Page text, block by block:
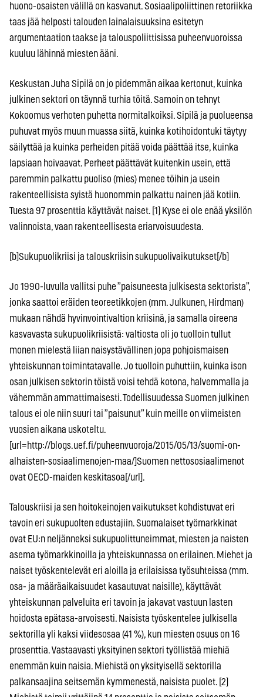
huono-osaisten välillä on kasvanut. Sosiaalipoliittinen retoriikka
taas jää helposti talouden lainalaisuuksina esitetyn
argumentaation taakse ja talouspoliittisissa puheenvuoroissa
kuuluu lähinnä miesten ääni.
Keskustan Juha Sipilä on jo pidemmän aikaa kertonut, kuinka
julkinen sektori on täynnä turhia töitä. Samoin on tehnyt
Kokoomus verhoten puhetta normitalkoiksi. Sipilä ja puolueensa
puhuvat myös muun muassa siitä, kuinka kotihoidontuki täytyy
säilyttää ja kuinka perheiden pitää voida päättää itse, kuinka
lapsiaan hoivaavat. Perheet päättävät kuitenkin usein, että
paremmin palkattu puoliso (mies) menee töihin ja usein
rakenteellisista syistä huonommin palkattu nainen jää kotiin.
Tuesta 97 prosenttia käyttävät naiset. [1] Kyse ei ole enää yksilön
valinnoista, vaan rakenteellisesta eriarvoisuudesta.
[b]Sukupuolikriisi ja talouskriisin sukupuolivaikutukset[/b]
Jo 1990-luvulla vallitsi puhe ”paisuneesta julkisesta sektorista”,
jonka saattoi eräiden teoreetikkojen (mm. Julkunen, Hirdman)
mukaan nähdä hyvinvointivaltion kriisinä, ja samalla oireena
kasvavasta sukupuolikriisistä: valtiosta oli jo tuolloin tullut
monen mielestä liian naisystävällinen jopa pohjoismaisen
yhteiskunnan toimintatavalle. Jo tuolloin puhuttiin, kuinka ison
osan julkisen sektorin töistä voisi tehdä kotona, halvemmalla ja
vähemmän ammattimaisesti. Todellisuudessa Suomen julkinen
talous ei ole niin suuri tai ”paisunut” kuin meille on viimeisten
vuosien aikana uskoteltu.
[url=http://blogs.uef.fi/puheenvuoroja/2015/05/13/suomi-on-
alhaisten-sosiaalimenojen-maa/]Suomen nettososiaalimenot
ovat OECD-maiden keskitasoa[/url].
Talouskriisi ja sen hoitokeinojen vaikutukset kohdistuvat eri
tavoin eri sukupuolten edustajiin. Suomalaiset työmarkkinat
ovat EU:n neljänneksi sukupuolittuneimmat, miesten ja naisten
asema työmarkkinoilla ja yhteiskunnassa on erilainen. Miehet ja
naiset työskentelevät eri aloilla ja erilaisissa työsuhteissa (mm.
osa- ja määräaikaisuudet kasautuvat naisille), käyttävät
yhteiskunnan palveluita eri tavoin ja jakavat vastuun lasten
hoidosta epätasa-arvoisesti. Naisista työskentelee julkisella
sektorilla yli kaksi viidesosaa (41 %), kun miesten osuus on 16
prosenttia. Vastaavasti yksityinen sektori työllistää miehiä
enemmän kuin naisia. Miehistä on yksityisellä sektorilla
palkansaajina seitsemän kymmenestä, naisista puolet. [2]